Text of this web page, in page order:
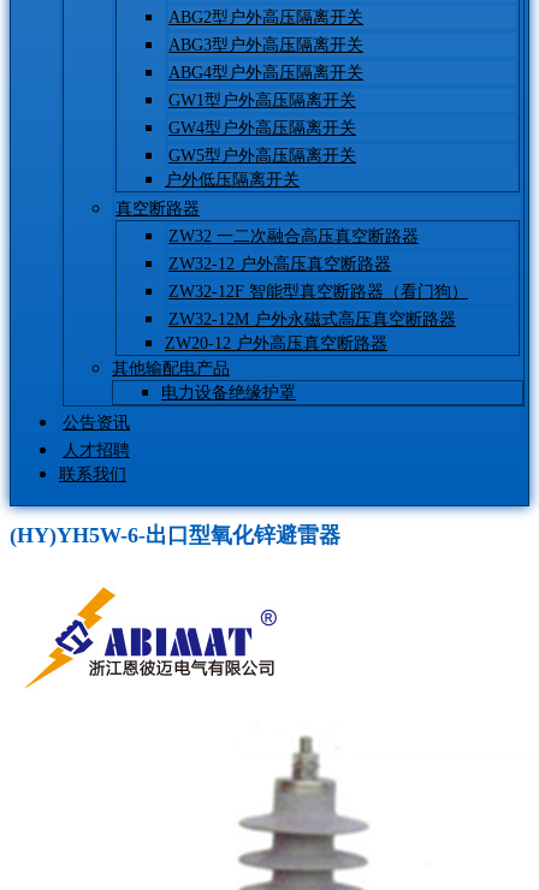
ABG2型户外高压隔离开关
ABG3型户外高压隔离开关
ABG4型户外高压隔离开关
GW1型户外高压隔离开关
GW4型户外高压隔离开关
GW5型户外高压隔离开关
户外低压隔离开关
真空断路器
ZW32 一二次融合高压真空断路器
ZW32-12 户外高压真空断路器
ZW32-12F 智能型真空断路器（看门狗）
ZW32-12M 户外永磁式高压真空断路器
ZW20-12 户外高压真空断路器
其他输配电产品
电力设备绝缘护罩
公告资讯
人才招聘
联系我们
(HY)YH5W-6-出口型氧化锌避雷器